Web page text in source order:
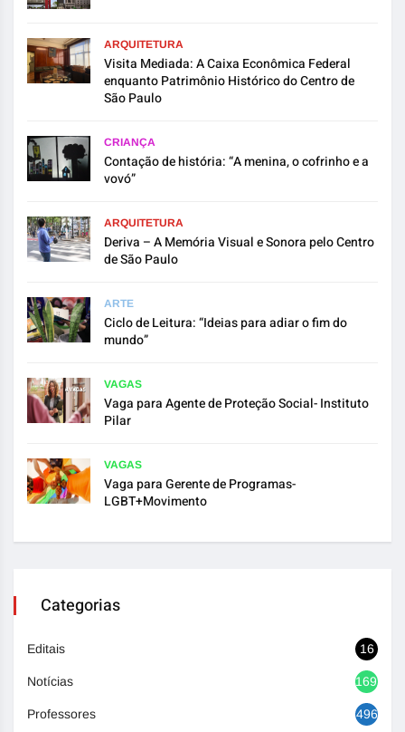
ARQUITETURA
Visita Mediada: A Caixa Econômica Federal
enquanto Patrimônio Histórico do Centro de
São Paulo
CRIANÇA
Contação de história: “A menina, o cofrinho e a
vovó”
ARQUITETURA
Deriva – A Memória Visual e Sonora pelo Centro
de São Paulo
ARTE
Ciclo de Leitura: “Ideias para adiar o fim do
mundo”
VAGAS
Vaga para Agente de Proteção Social- Instituto
Pilar
VAGAS
Vaga para Gerente de Programas-
LGBT+Movimento
Categorias
Editais 16
Notícias 1692
Professores 496